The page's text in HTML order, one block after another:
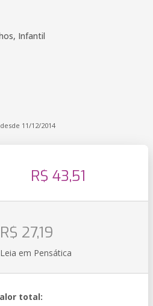
Infantil
11/12/2014
R$ 43,51
R$ 27,19
Leia em Pensática
total: